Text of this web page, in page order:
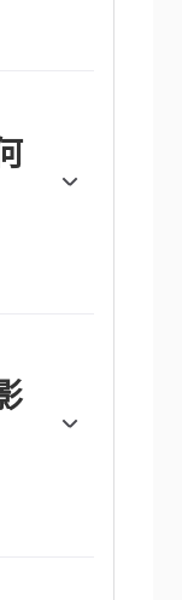
。加拿
策来影响
加元有
相反。较
能性更